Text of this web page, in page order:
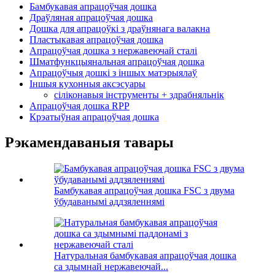
Бамбукавая апрацоўчая дошка
Драўляная апрацоўчая дошка
Дошка для апрацоўкі з драўнянага валакна
Пластыкавая апрацоўчая дошка
Апрацоўчая дошка з нержавеючай сталі
Шматфункцыянальная апрацоўчая дошка
Апрацоўчыя дошкі з іншых матэрыялаў
Іншыя кухонныя аксэсуары
сіліконавыя інструменты + здрабняльнік
Апрацоўчая дошка RPP
Крэатыўная апрацоўчая дошка
Рэкамендаваныя тавары
Бамбукавая апрацоўчая дошка FSC з двума
ўбудаванымі аддзяленнямі
Натуральная бамбукавая апрацоўчая дошка
са здымнай нержавеючай...